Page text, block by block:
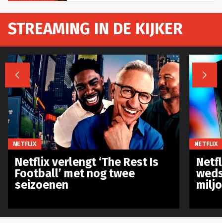
STREAMING IN DE KIJKER
 
NETFLIX
Netflix verlengt ‘The Rest Is
Football’ met nog twee
seizoenen
NETFLIX